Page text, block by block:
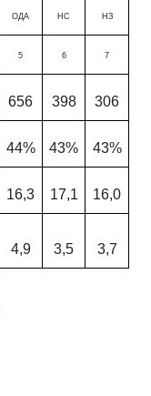
ОДА НС НЗ
5 6 7
656 398 306
44% 43% 43%
16,3 17,1 16,0
4,9 3,5 3,7